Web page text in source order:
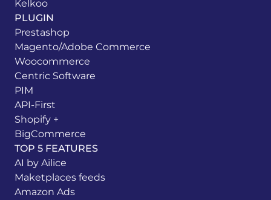
Kelkoo
PLUGIN
Prestashop
Magento/Adobe Commerce
Woocommerce
Centric Software
PIM
API-First
Shopify +
BigCommerce
TOP 5 FEATURES
AI by Ailice
Maketplaces feeds
Amazon Ads